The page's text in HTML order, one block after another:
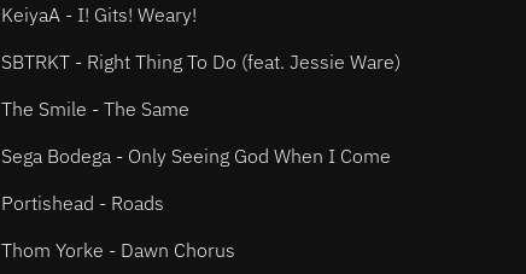
KeiyaA - I! Gits! Weary!
SBTRKT - Right Thing To Do (feat. Jessie Ware)
The Smile - The Same
Sega Bodega - Only Seeing God When I Come
Portishead - Roads
Thom Yorke - Dawn Chorus